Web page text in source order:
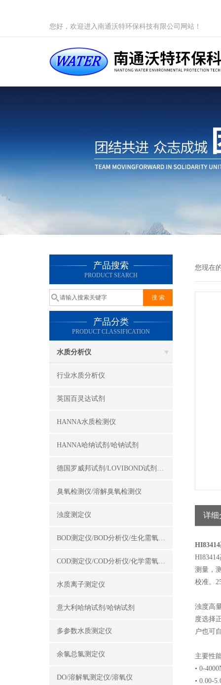
您好，欢迎进入南通沃特环保科技有限公司网站！
产品搜索
PRODUCT SEARCH
产品分类
PRODUCT CLASSIFICATION
水质分析仪
行业水质分析仪
英国百灵达试剂
HANNA水质检测仪
HANNA哈纳试剂/哈钠试剂
德国罗威邦试剂/LOVIBOND试剂/罗威邦试剂
臭氧检测仪/溶解臭氧检测仪
浊度测定仪
BOD测定仪/BOD分析仪/生化需氧量测定仪
COD测定仪/COD分析仪/化学需氧量测定仪
水质离子测定仪
意大利哈纳试剂/哈钠试剂
多参数水质测定仪
余氯总氯测定仪
DO/溶解氧测定仪/溶氧仪
您现在
详细
测量，
校准。
浊度高
度选择
户也可
主要性
• 0-
• 0.00-